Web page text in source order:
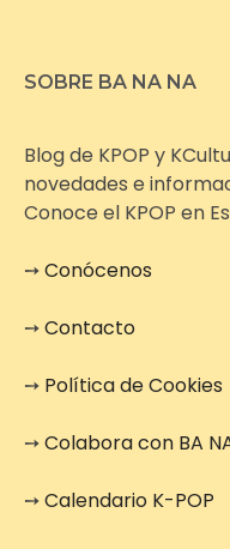
SOBRE BA NA NA
Blog de KPOP y
novedades e
Conoce el KPOP en
➙Conócenos
➙Contacto
➙ Política de Cookies
➙Colabora con BA
➙Calendario K-POP